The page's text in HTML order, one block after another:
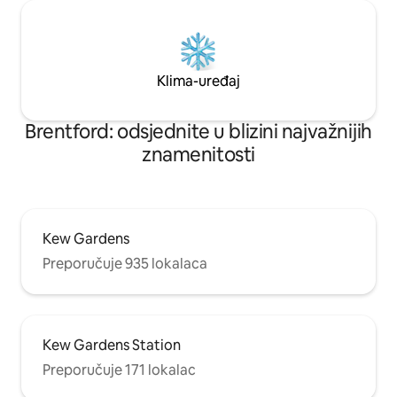
Klima-uređaj
Brentford: odsjednite u blizini najvažnijih
znamenitosti
Kew Gardens
Preporučuje 935 lokalaca
Kew Gardens Station
Preporučuje 171 lokalac